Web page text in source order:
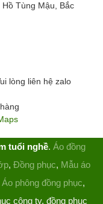
Tùng Mậu, Bắc
lòng liên hệ zalo
tuổi nghề. Áo đồng
, Đồng phục, Mẫu áo
Áo phông đồng phục,
công ty, đồng phục